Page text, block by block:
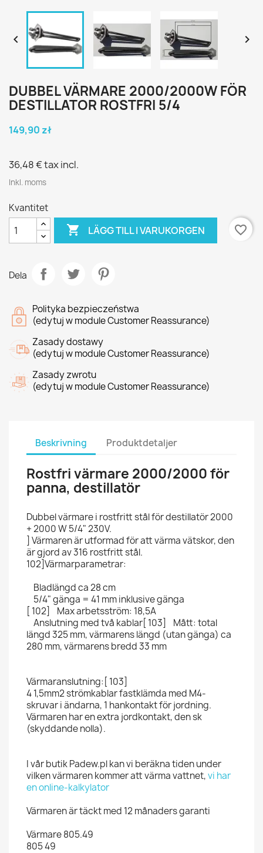
 
DUBBEL VÄRMARE 2000/2000W FÖR
DESTILLATOR ROSTFRI 5/4
149,90 zł
36,48 €tax incl.
Inkl. moms
Kvantitet
 LÄGG TILL I VARUKORGEN favorite_border
Dela
Polityka bezpieczeństwa
(edytuj w module Customer Reassurance)
Zasady dostawy
(edytuj w module Customer Reassurance)
Zasady zwrotu
(edytuj w module Customer Reassurance)
Beskrivning Produktdetaljer
Rostfri värmare 2000/2000 för
panna, destillatör
Dubbel värmare i rostfritt stål för destillatör 2000
+ 2000 W 5/4" 230V.
] Värmaren är utformad för att värma vätskor, den
är gjord av 316 rostfritt stål.
102]Värmarparametrar:
Bladlängd ca 28 cm
5/4" gänga = 41 mm inklusive gänga
[ 102] Max arbetsström: 18,5A
Anslutning med två kablar[ 103] Mått: total
längd 325 mm, värmarens längd (utan gänga) ca
280 mm, värmarens bredd 33 mm
Värmaranslutning:[ 103]
4 1,5mm2 strömkablar fastklämda med M4-
skruvar i ändarna, 1 hankontakt för jordning.
Värmaren har en extra jordkontakt, den sk
(skyddande nolla).
I vår butik Padew.pl kan vi beräkna tiden under
vilken värmaren kommer att värma vattnet,vi har
en online-kalkylator
Värmaren är täckt med 12 månaders garanti
Värmare 805.49
805 49